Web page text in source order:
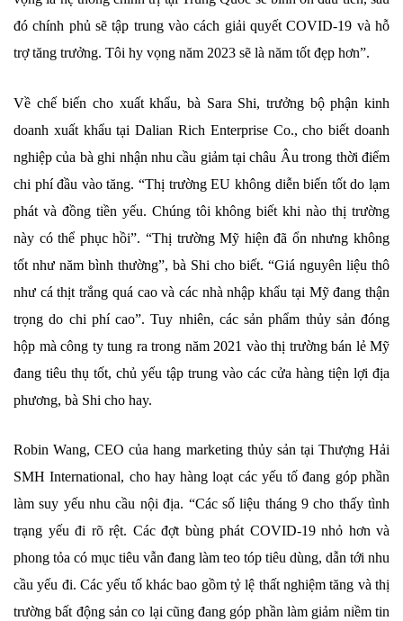
đó chính phủ sẽ tập trung vào cách giải quyết COVID-19 và hỗ
trợ tăng trưởng. Tôi hy vọng năm 2023 sẽ là năm tốt đẹp hơn”.
Về chế biến cho xuất khẩu, bà Sara Shi, trưởng bộ phận kinh
doanh xuất khẩu tại Dalian Rich Enterprise Co., cho biết doanh
nghiệp của bà ghi nhận nhu cầu giảm tại châu Âu trong thời điểm
chi phí đầu vào tăng. “Thị trường EU không diễn biến tốt do lạm
phát và đồng tiền yếu. Chúng tôi không biết khi nào thị trường
này có thể phục hồi”. “Thị trường Mỹ hiện đã ổn nhưng không
tốt như năm bình thường”, bà Shi cho biết. “Giá nguyên liệu thô
như cá thịt trắng quá cao và các nhà nhập khẩu tại Mỹ đang thận
trọng do chi phí cao”. Tuy nhiên, các sản phẩm thủy sản đóng
hộp mà công ty tung ra trong năm 2021 vào thị trường bán lẻ Mỹ
đang tiêu thụ tốt, chủ yếu tập trung vào các cửa hàng tiện lợi địa
phương, bà Shi cho hay.
Robin Wang, CEO của hang marketing thủy sản tại Thượng Hải
SMH International, cho hay hàng loạt các yếu tố đang góp phần
làm suy yếu nhu cầu nội địa. “Các số liệu tháng 9 cho thấy tình
trạng yếu đi rõ rệt. Các đợt bùng phát COVID-19 nhỏ hơn và
phong tỏa có mục tiêu vẫn đang làm teo tóp tiêu dùng, dẫn tới nhu
cầu yếu đi. Các yếu tố khác bao gồm tỷ lệ thất nghiệm tăng và thị
trường bất động sản co lại cũng đang góp phần làm giảm niềm tin